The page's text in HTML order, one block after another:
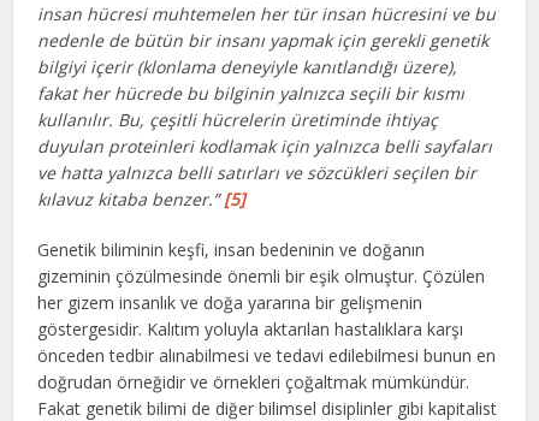
insan hücresi muhtemelen her tür insan hücresini ve bu
nedenle de bütün bir insanı yapmak için gerekli genetik
bilgiyi içerir (klonlama deneyiyle kanıtlandığı üzere),
fakat her hücrede bu bilginin yalnızca seçili bir kısmı
kullanılır. Bu, çeşitli hücrelerin üretiminde ihtiyaç
duyulan proteinleri kodlamak için yalnızca belli sayfaları
ve hatta yalnızca belli satırları ve sözcükleri seçilen bir
kılavuz kitaba benzer.”[5]
Genetik biliminin keşfi, insan bedeninin ve doğanın
gizeminin çözülmesinde önemli bir eşik olmuştur. Çözülen
her gizem insanlık ve doğa yararına bir gelişmenin
göstergesidir. Kalıtım yoluyla aktarılan hastalıklara karşı
önceden tedbir alınabilmesi ve tedavi edilebilmesi bunun en
doğrudan örneğidir ve örnekleri çoğaltmak mümkündür.
Fakat genetik bilimi de diğer bilimsel disiplinler gibi kapitalist